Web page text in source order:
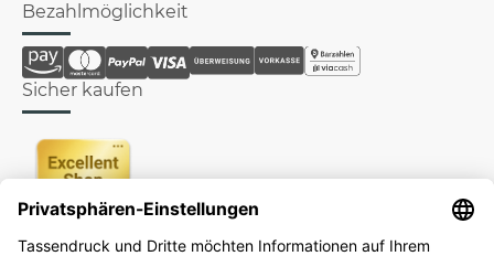
Bezahlmöglichkeit
Sicher kaufen